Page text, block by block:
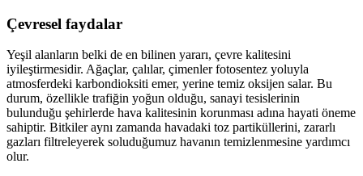
Çevresel faydalar
Yeşil alanların belki de en bilinen yararı, çevre kalitesini
iyileştirmesidir. Ağaçlar, çalılar, çimenler fotosentez yoluyla
atmosferdeki karbondioksiti emer, yerine temiz oksijen salar. Bu
durum, özellikle trafiğin yoğun olduğu, sanayi tesislerinin
bulunduğu şehirlerde hava kalitesinin korunması adına hayati öneme
sahiptir. Bitkiler aynı zamanda havadaki toz partiküllerini, zararlı
gazları filtreleyerek soluduğumuz havanın temizlenmesine yardımcı
olur.